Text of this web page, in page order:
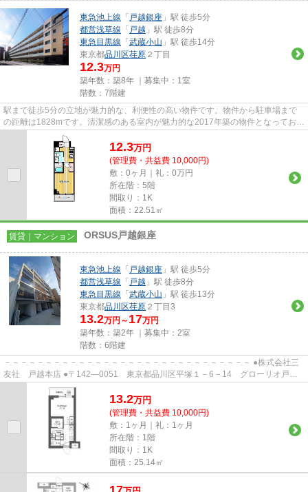
東急池上線 「 戸越銀座 」駅 徒歩5分
都営浅草線 「 戸越 」駅 徒歩8分
東急目黒線 「 武蔵小山 」駅 徒歩14分
東京都品川区荏原 ２丁目
12.3万円
築年数：築8年 ｜募集中： 1室
階数：7階建
駅まで徒歩5分の立地が魅力的な、利便性の高い物件です。物件から駐車場まで
の距離は1828mです。清潔感のある室内が魅力的な2017年築の物件となってお
り、一押しです。2駅利用可能な物...
12.3万円
(管理費・共益費 10,000円)
敷：0ヶ月｜礼：0万円
所在階：5階
間取り：1K
面積：22.51㎡
賃貸｜マンション ORSUS戸越銀座
東急池上線 「 戸越銀座 」駅 徒歩5分
都営浅草線 「 戸越 」駅 徒歩8分
東急目黒線 「 武蔵小山 」駅 徒歩13分
東京都品川区荏原 ２丁目3
13.2万円～ 17万円
築年数：築2年 ｜募集中： 2室
階数：6階建
－－－－－－－－－－－－－－－－－－－－－－－－－－－－－－ ●株式会社三
友社 戸越本店 ●〒142―0051 東京都品川区平塚１－6－14 グローリオ戸越
銀座1階 ●TEL：03-3783-1218...
13.2万円
(管理費・共益費 10,000円)
敷：1ヶ月｜礼：1ヶ月
所在階：1階
間取り：1K
面積：25.14㎡